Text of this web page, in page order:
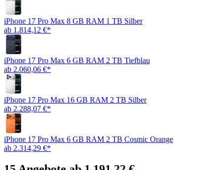
iPhone 17 Pro Max 8 GB RAM 1 TB Silber
ab 1.814,12 €*
iPhone 17 Pro Max 6 GB RAM 2 TB Tiefblau
ab 2.060,06 €*
iPhone 17 Pro Max 16 GB RAM 2 TB Silber
ab 2.288,07 €*
iPhone 17 Pro Max 6 GB RAM 2 TB Cosmic Orange
ab 2.314,29 €*